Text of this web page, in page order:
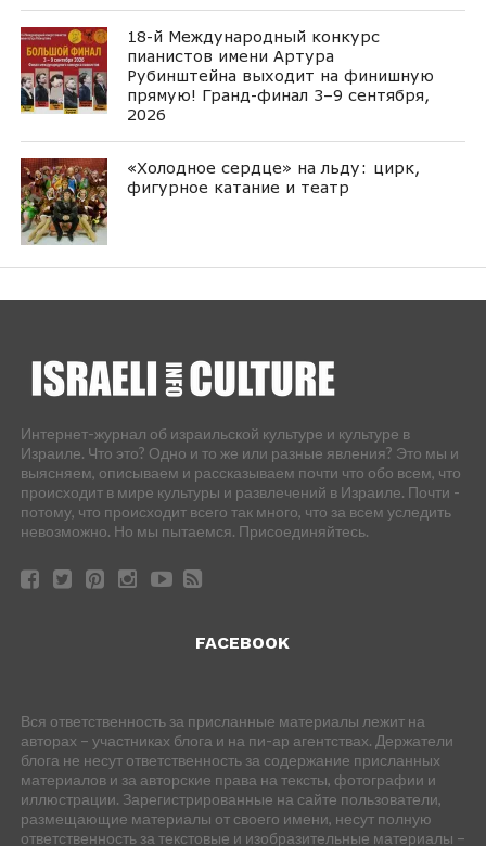
18-й Международный конкурс
пианистов имени Артура
Рубинштейна выходит на финишную
прямую! Гранд-финал 3–9 сентября,
2026
«Холодное сердце» на льду: цирк,
фигурное катание и театр
Интернет-журнал об израильской культуре и культуре в
Израиле. Что это? Одно и то же или разные явления? Это мы и
выясняем, описываем и рассказываем почти что обо всем, что
происходит в мире культуры и развлечений в Израиле. Почти -
потому, что происходит всего так много, что за всем уследить
невозможно. Но мы пытаемся. Присоединяйтесь.
FACEBOOK
Вся ответственность за присланные материалы лежит на
авторах – участниках блога и на пи-ар агентствах. Держатели
блога не несут ответственность за содержание присланных
материалов и за авторские права на тексты, фотографии и
иллюстрации. Зарегистрированные на сайте пользователи,
размещающие материалы от своего имени, несут полную
ответственность за текстовые и изобразительные материалы –